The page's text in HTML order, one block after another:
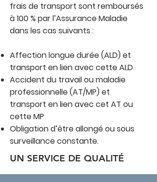
frais de transport sont remboursés
à 100 % par l’Assurance Maladie
dans les cas suivants :
Affection longue durée (ALD) et
transport en lien avec cette ALD
Accident du travail ou maladie
professionnelle (AT/MP) et
transport en lien avec cet AT ou
cette MP
Obligation d’être allongé ou sous
surveillance constante.
UN SERVICE DE QUALITÉ